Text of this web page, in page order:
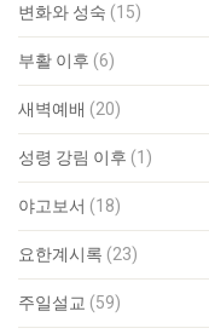
변화와 성숙 (15)
부활 이후 (6)
새벽예배 (20)
성령 강림 이후 (1)
야고보서 (18)
요한계시록 (23)
주일설교 (59)